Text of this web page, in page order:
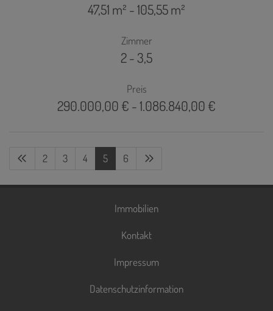
47,51 m² - 105,55 m²
Zimmer
2 - 3,5
Preis
290.000,00 € - 1.086.840,00 €
2 3 4 5 6
Immobilien
Kontakt
Impressum
Datenschutzinformation